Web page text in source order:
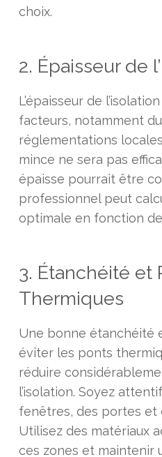
choix.
2. Épaisseur de
L’épaisseur de
facteurs, notamment
réglementations
mince ne sera pas
épaisse pourrait être
professionnel peut
optimale en fonction
3. Étanchéité et
Thermiques
Une bonne étanchéité
éviter les ponts
réduire
l’isolation. Soyez
fenêtres, des portes et
Utilisez des matériaux
ces zones et maintenir